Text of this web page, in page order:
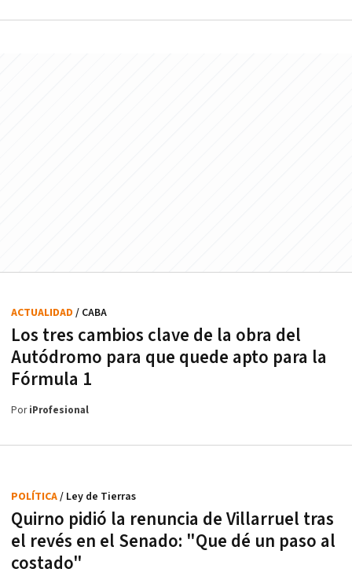
Los tres cambios clave de la obra del
Autódromo para que quede apto para la
Fórmula 1
ACTUALIDAD / CABA
PoriProfesional
Quirno pidió la renuncia de Villarruel tras
el revés en el Senado: "Que dé un paso al
costado"
POLÍTICA/ Ley de Tierras